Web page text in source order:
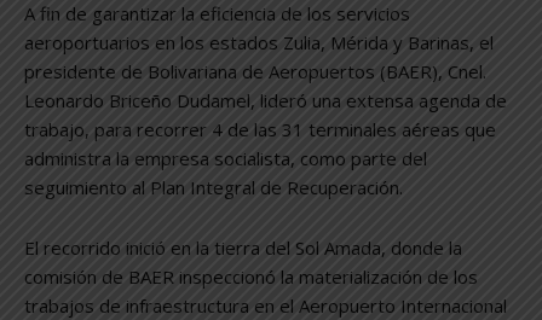
A fin de garantizar la eficiencia de los servicios
aeroportuarios en los estados Zulia, Mérida y Barinas, el
presidente de Bolivariana de Aeropuertos (BAER), Cnel.
Leonardo Briceño Dudamel, lideró una extensa agenda de
trabajo, para recorrer 4 de las 31 terminales aéreas que
administra la empresa socialista, como parte del
seguimiento al Plan Integral de Recuperación.
El recorrido inició en la tierra del Sol Amada, donde la
comisión de BAER inspeccionó la materialización de los
trabajos de infraestructura en el Aeropuerto Internacional